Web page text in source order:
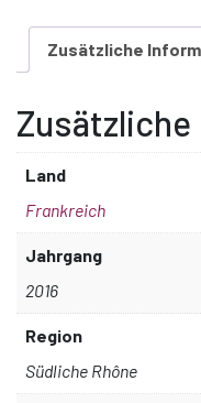
Zusätzliche
Land
Frankreich
Jahrgang
2016
Region
Südliche Rhône